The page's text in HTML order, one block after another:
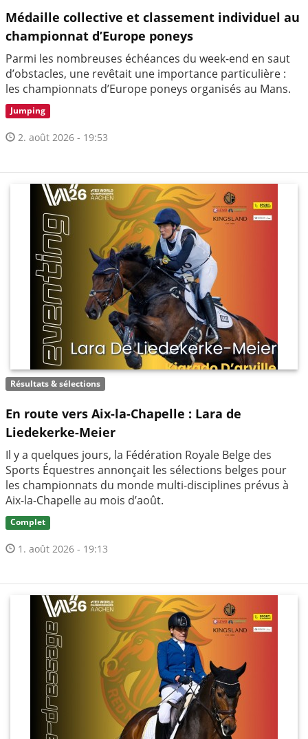
Médaille collective et classement individuel au
championnat d’Europe poneys
Parmi les nombreuses échéances du week-end en saut
d’obstacles, une revêtait une importance particulière :
les championnats d’Europe poneys organisés au Mans.
Jumping
2. août 2026 - 19:53
Résultats & sélections
En route vers Aix-la-Chapelle : Lara de
Liedekerke-Meier
Il y a quelques jours, la Fédération Royale Belge des
Sports Équestres annonçait les sélections belges pour
les championnats du monde multi-disciplines prévus à
Aix-la-Chapelle au mois d’août.
Complet
1. août 2026 - 19:13